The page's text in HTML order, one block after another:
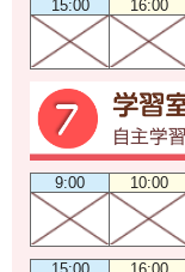
15:00 16:00
9:00 10:00